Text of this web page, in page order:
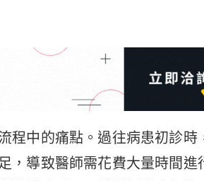
程中的痛點。過往病患初診時
，導致醫師需花費大量時間進